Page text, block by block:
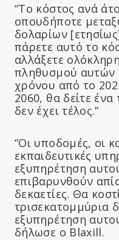
“Το κόστος ανά
οπουδήποτε
δολαρίων
πάρετε αυτό το
αλλάξετε
πληθυσμού αυτών
χρόνου από το
2060, θα δείτε
δεν έχει τέλος.”
“Οι υποδομές, οι
εκπαιδευτικές
εξυπηρέτηση
επιβαρυνθούν
δεκαετίες. Θα
τρισεκατομμύρια
εξυπηρέτηση
δήλωσε ο Blaxill.